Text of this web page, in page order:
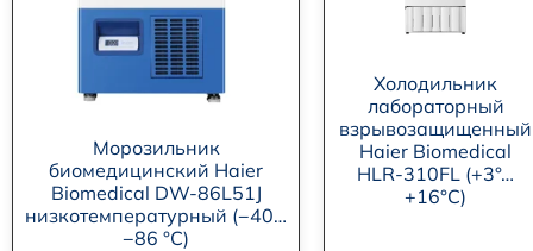
Морозильник
биомедицинский Haier
Biomedical DW-86L51J
низкотемпературный (−40…
−86 °C)
Холодильник
лабораторный
взрывозащищенный
Haier Biomedical
HLR-310FL (+3°…
+16°C)